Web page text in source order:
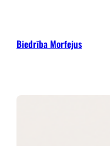
Biedrība Morfejus